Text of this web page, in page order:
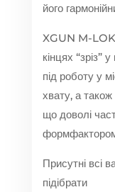
його
XGUN M-
кінцях “зріз”
під роботу у
хвату, а
що доволі
Присутні всі
підібрати